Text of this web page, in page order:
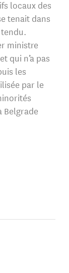
locaux des
tenait dans
ministre
qui n’a pas
les
par le
Belgrade